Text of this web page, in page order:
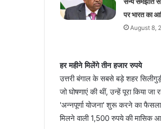
पर भारत का
August 8,
हर महीने मिलेंगे तीन हजार रुपये
उत्तरी बंगाल के सबसे बड़े शहर
जो घोषणाएं की थीं, उन्हें पूरा किया
'अन्नपूर्णा योजना' शुरू करने का फैसला
मिलने वाली 1,500 रुपये की मासिक